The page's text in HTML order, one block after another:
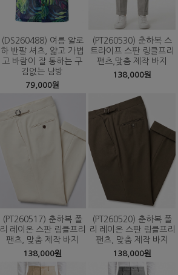
(DS260488) 여름 알로
하 반팔 셔츠, 얇고 가볍
고 바람이 잘 통하는 구
김없는 남방
79,000원
(PT260530) 춘하복 스
트라이프 스판 링클프리
팬츠,맞춤 제작 바지
138,000원
(PT260517) 춘하복 폴
리 레이온 스판 링클프리
팬츠, 맞춤 제작 바지
138,000원
(PT260520) 춘하복 폴
리 레이온 스판 링클프리
팬츠, 맞춤 제작 바지
138,000원